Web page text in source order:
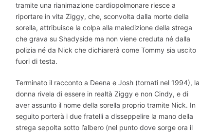
tramite una rianimazione cardiopolmonare riesce a
riportare in vita Ziggy, che, sconvolta dalla morte della
sorella, attribuisce la colpa alla maledizione della strega
che grava su Shadyside ma non viene creduta né dalla
polizia né da Nick che dichiarerà come Tommy sia uscito
fuori di testa.
Terminato il racconto a Deena e Josh (tornati nel 1994), la
donna rivela di essere in realtà Ziggy e non Cindy, e di
aver assunto il nome della sorella proprio tramite Nick. In
seguito porterà i due fratelli a disseppelire la mano della
strega sepolta sotto l’albero (nel punto dove sorge ora il